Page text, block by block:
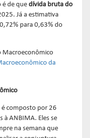
é de que dívida bruta do
Já a estimativa
para 0,63% do
Macroeconômico
da
composto por 26
à ANBIMA. Eles se
na semana que